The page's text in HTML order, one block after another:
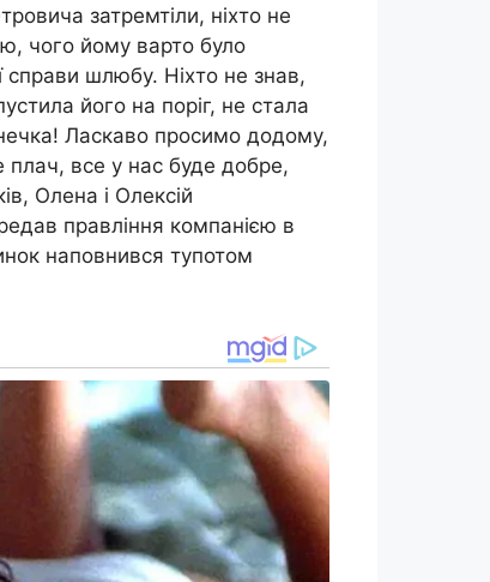
затремтіли, ніхто не
чого йому варто було
справи шлюбу. Ніхто не знав,
його на поріг, не стала
Ласкаво просимо додому,
все у нас буде добре,
Олена і Олексій
правління компанією в
наповнився тупотом